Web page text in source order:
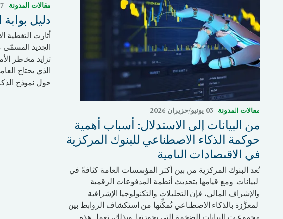
مقالات المدونة 03 يونيو/حزيران 2026
من البيانات إلى الاستدلال: أسباب أهمية
حوكمة الذكاء الاصطناعي للبنوك المركزية
في الاقتصادات النامية
تُعد البنوك المركزية من بين أكثر المؤسسات العامة كثافةً في
البيانات. ومع قيامها بتحديث أنظمة المدفوعات الرقمية
والإشراف المالي، فإن التحليلات والتكنولوجيا الإشرافية
المعزَّزة بالذكاء الاصطناعي تُمكِّنها من استكشاف الروابط بين
مجموعات البيانات الضخمة التي بحوزتها. وبذلك، تعمل هذه
مقالات المدونة 27
دليل
أثارت التغطية
الجديد
تزايد مخاطر
الذي يحتاج
حول نموذج